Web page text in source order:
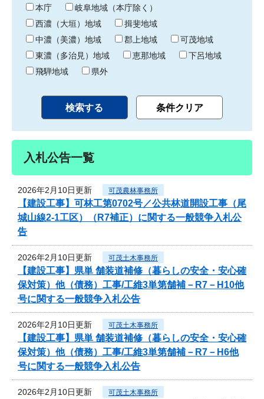
わ
り
本庁
岐阜地域（本庁除く）
西濃（大垣）地域
揖斐地域
中濃（美濃）地域
郡上地域
可茂地域
東濃（多治見）地域
恵那地域
下呂地域
飛騨地域
県外
入札公告一覧
2026年2月10日更新 可茂農林事務所
【建設工事】可林工第0702号／公共林道開設工事（尾
城山線2-1工区）（R7補正）に関する一般競争入札公
告
2026年2月10日更新 可茂土木事務所
【建設工事】県単 舗装道補修（暮らしの安全・安心確
保対策）他（債務）工事/工維3単第舗補－R7－H10他
号に関する一般競争入札公告
2026年2月10日更新 可茂土木事務所
【建設工事】県単 舗装道補修（暮らしの安全・安心確
保対策）他（債務）工事/工維3単第舗補－R7－H6他
号に関する一般競争入札公告
2026年2月10日更新 可茂土木事務所